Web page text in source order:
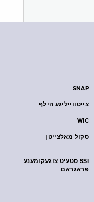
SNAP
צייטווייליגע הילף
WIC
סקול מאלצייטן
SSI סטעיט צוגעקומענע
פראגראם